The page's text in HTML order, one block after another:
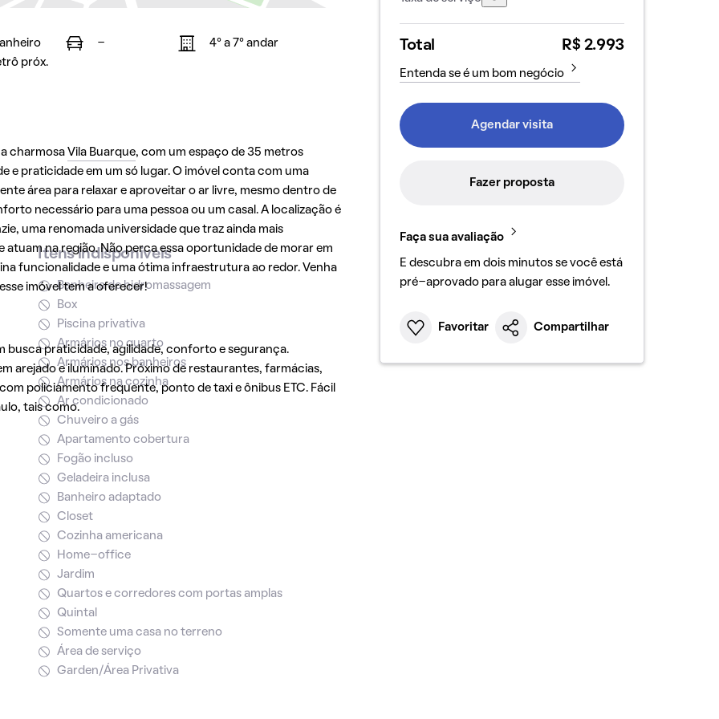
-
4° a 7° andar
próx.
charmosa Vila Buarque, com um espaço de 35 metros
e praticidade em um só lugar. O imóvel conta com uma
área para relaxar e aproveitar o ar livre, mesmo dentro de
necessário para uma pessoa ou um casal. A localização é
uma renomada universidade que traz ainda mais
na região. Não perca essa oportunidade de morar em
funcionalidade e uma ótima infraestrutura ao redor. Venha
imóvel tem a oferecer!
busca praticidade, agilidade, conforto e segurança.
arejado e iluminado. Próximo de restaurantes, farmácias,
policiamento frequente, ponto de taxi e ônibus ETC. Fácil
tais como.
Itens indisponíveis
Banheira de hidromassagem
Box
Piscina privativa
Armários no quarto
Armários nos banheiros
Armários na cozinha
Ar condicionado
Chuveiro a gás
Apartamento cobertura
Fogão incluso
Geladeira inclusa
Banheiro adaptado
Closet
Cozinha americana
Home-office
Jardim
Quartos e corredores com portas amplas
Quintal
Somente uma casa no terreno
Área de serviço
Garden/Área Privativa
Total R$ 2.993
Entenda se é um bom negócio
Agendar visita
Fazer proposta
Faça sua avaliação
E descubra em dois minutos se você está
pré-aprovado para alugar esse imóvel.
Favoritar Compartilhar